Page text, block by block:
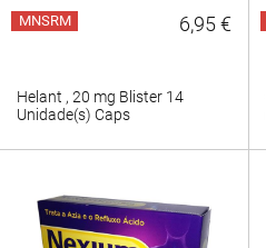
MNSRM 6,95 €
Helant , 20 mg Blister 14
Unidade(s) Caps